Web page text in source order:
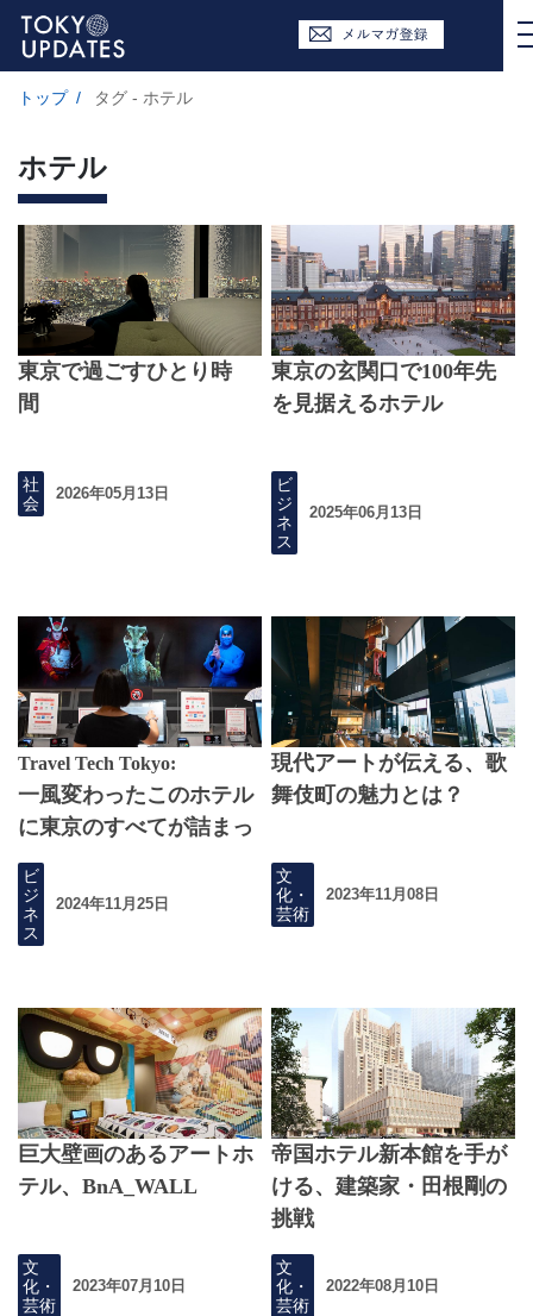
トップ / タグ - ホテル
ホテル
東京で過ごすひとり時
間
社
会
2026年05月13日
東京の玄関口で100年先
を見据えるホテル
ビ
ジ
ネ
ス
2025年06月13日
Travel Tech Tokyo:
一風変わったこのホテル
に東京のすべてが詰まっ
ている
ビ
ジ
ネ
ス
2024年11月25日
現代アートが伝える、歌
舞伎町の魅力とは？
文
化・
芸術
2023年11月08日
巨大壁画のあるアートホ
テル、BnA_WALL
文
化・
芸術
2023年07月10日
帝国ホテル新本館を手が
ける、建築家・田根剛の
挑戦
文
化・
芸術
2022年08月10日